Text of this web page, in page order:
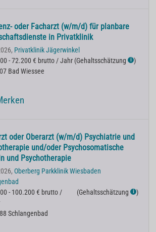
oder Facharzt (w/m/d) für planbare
in Privatklinik
Privatklinik Jägerwinkel
- 72.200 € brutto / Jahr (Gehaltsschätzung ℹ )
Bad Wiessee
oder Oberarzt (w/m/d) Psychiatrie und
und/oder Psychosomatische
und Psychotherapie
Oberberg Parkklinik Wiesbaden
- 100.200 € brutto /
(Gehaltsschätzung ℹ )
Schlangenbad